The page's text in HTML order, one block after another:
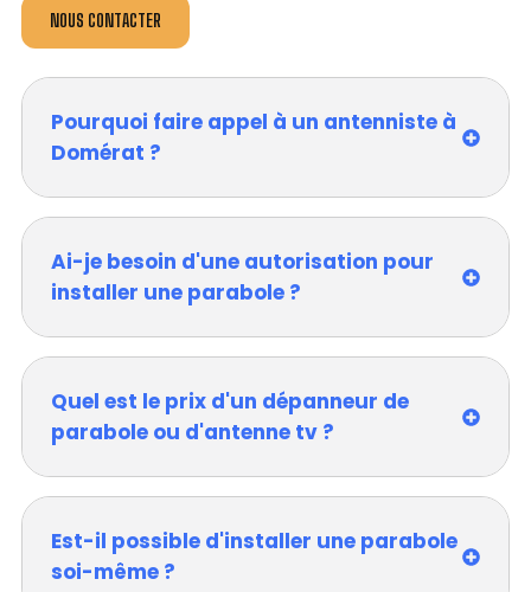
NOUS CONTACTER
Pourquoi faire appel à un antenniste à
Domérat ?
Ai-je besoin d'une autorisation pour
installer une parabole ?
Quel est le prix d'un dépanneur de
parabole ou d'antenne tv ?
Est-il possible d'installer une parabole
soi-même ?